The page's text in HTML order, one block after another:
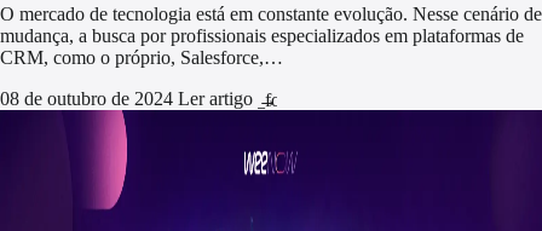
O mercado de tecnologia está em constante evolução. Nesse cenário de
mudança, a busca por profissionais especializados em plataformas de
CRM, como o próprio, Salesforce,…
08 de outubro de 2024 Ler artigo
arrow_forward